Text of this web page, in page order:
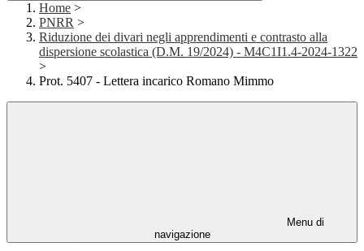
Home >
PNRR >
Riduzione dei divari negli apprendimenti e contrasto alla
dispersione scolastica (D.M. 19/2024) - M4C1I1.4-2024-1322
>
Prot. 5407 - Lettera incarico Romano Mimmo
Menu di
navigazione